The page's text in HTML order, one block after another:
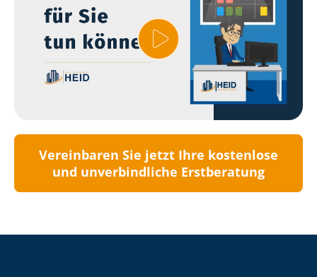
Vereinbaren Sie jetzt Ihre kostenlose
und unverbindliche Erstberatung